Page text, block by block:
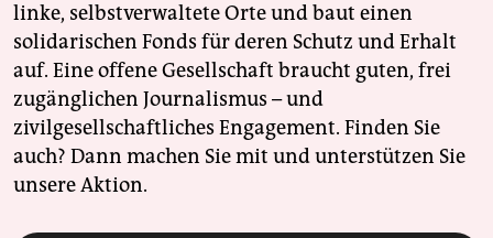
linke, selbstverwaltete Orte und baut einen
solidarischen Fonds für deren Schutz und Erhalt
auf. Eine offene Gesellschaft braucht guten, frei
zugänglichen Journalismus – und
zivilgesellschaftliches Engagement. Finden Sie
auch? Dann machen Sie mit und unterstützen Sie
unsere Aktion.